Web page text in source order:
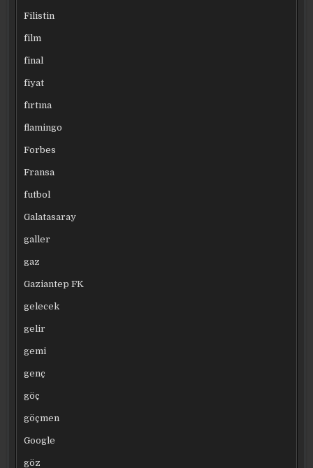
Filistin
film
final
fiyat
fırtına
flamingo
Forbes
Fransa
futbol
Galatasaray
galler
gaz
Gaziantep FK
gelecek
gelir
gemi
genç
göç
göçmen
Google
göz